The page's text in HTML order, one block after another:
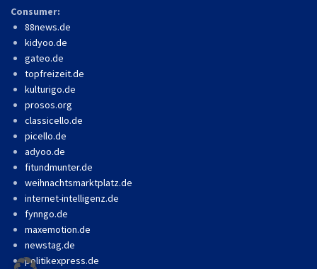
Consumer:
88news.de
kidyoo.de
gateo.de
topfreizeit.de
kulturigo.de
prosos.org
classicello.de
picello.de
adyoo.de
fitundmunter.de
weihnachtsmarktplatz.de
internet-intelligenz.de
fynngo.de
maxemotion.de
newstag.de
politikexpress.de